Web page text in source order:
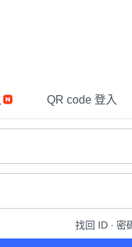
QR code 登入
找回 ID ∙ 密